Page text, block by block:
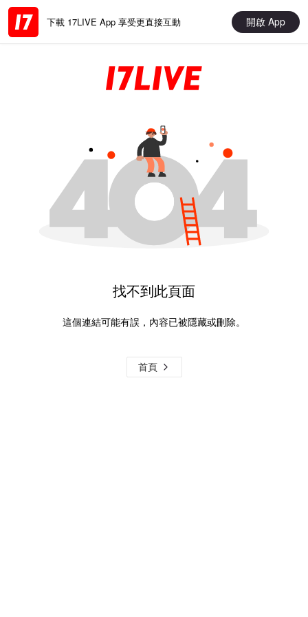
下載 17LIVE App 享受更直接互動 開啟 App
找不到此頁面
這個連結可能有誤，內容已被隱藏或刪除。
首頁